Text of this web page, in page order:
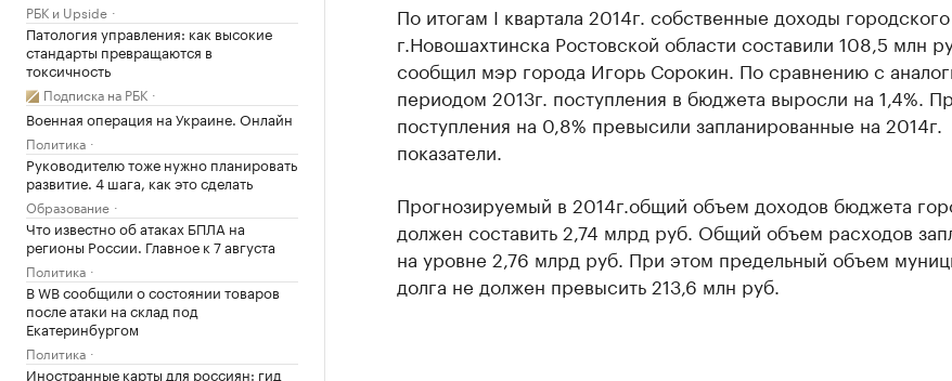
РБК и Upside
Патология управления: как высокие
стандарты превращаются в
токсичность
Подписка на РБК
Военная операция на Украине. Онлайн
Политика
Руководителю тоже нужно планировать
развитие. 4 шага, как это сделать
Образование
Что известно об атаках БПЛА на
регионы России. Главное к 7 августа
Политика
В WB сообщили о состоянии товаров
после атаки на склад под
Екатеринбургом
Политика
Иностранные карты для россиян: гид
По итогам I квартала 2014г. собственные доходы
г.Новошахтинска Ростовской области составили 108,5 млн
сообщил мэр города Игорь Сорокин. По сравнению с
периодом 2013г. поступления в бюджета выросли на 1,4%.
поступления на 0,8% превысили запланированные на 2014г.
показатели.
Прогнозируемый в 2014г.общий объем доходов бюджета
должен составить 2,74 млрд руб. Общий объем расходов
на уровне 2,76 млрд руб. При этом предельный объем
долга не должен превысить 213,6 млн руб.